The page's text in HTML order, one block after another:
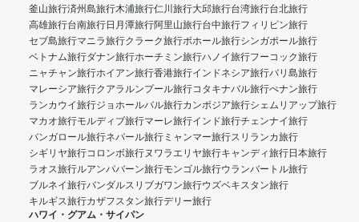
釜山旅行済州島旅行木浦旅行仁川旅行大邱旅行台湾旅行台北旅行
高雄旅行台南旅行日月潭旅行阿里山旅行台中旅行フィリピン旅行
セブ島旅行マニラ旅行クラーク旅行ボホール旅行シンガポール旅行
ベトナム旅行ダナン旅行ホーチミン旅行ハノイ旅行フーコック旅行
ニャチャン旅行ホイアン旅行香港旅行インドネシア旅行バリ島旅行
マレーシア旅行クアラルンプール旅行コタキナバル旅行ぺナン旅行
ランカウイ旅行ジョホールバル旅行カンボジア旅行シェムリアップ旅行
マカオ旅行モルディブ旅行マーレ旅行インド旅行チェンナイ旅行
バンガロール旅行ネパール旅行 ミャンマー旅行スリランカ旅行
シギリヤ旅行コロンボ旅行ヌワラエリヤ旅行キャンディ旅行日本旅行
ラオス旅行ルアンパバーン旅行モンゴル旅行ウランバートル旅行
ブルネイ旅行バンダルスリブガワン旅行ウズベキスタン旅行
キルギス旅行カザフスタン旅行デリー旅行
ハワイ・グアム・サイパン